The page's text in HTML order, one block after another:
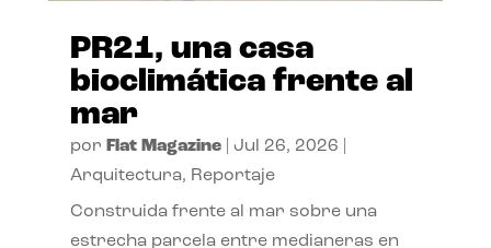
PR21, una casa
bioclimática frente al
mar
por Flat Magazine| Jul 26, 2026
Arquitectura, Reportaje
Construida frente al mar sobre una
estrecha parcela entre medianeras en